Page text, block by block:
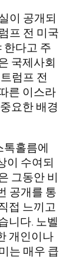
이 공개되
프 전 미국
한다고 주
국제사회
럼프 전
른 이스라
요한 배경
톡홀름에
이 수여되
그동안 비
공개를 통
접 느끼고
니다. 노벨
개인이나
는 매우 큽